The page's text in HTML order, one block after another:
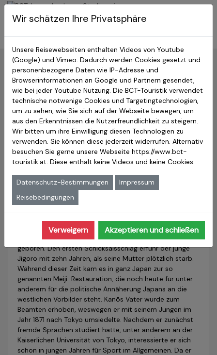
BCT-Touristik
Zurück: Hauptseite » Berühmte Japaner » Sportler
Jigoro Kano – Der Gründer des
Judo, dessen Vision und
Philosophie die weltweite
Verbreitung dieser Kampfkunst
maßgeblich beeinflussten
Kano war der Sohn eines wohlhabenden Bauern, der
unter anderem mit dem Vertrieb von traditionellen
japanischen Reis­schnaps den Unterhalt für seine Familie
Familie Kanō Jigorō in einer kleinen Ortschaft, rund zehn
Kilometer nordöstlich der japanischen Stadt Kobe
geboren. Den ersten Schicksalsschlag erfuhr der junge
Jigoro mit zehn Jahren, als seine Mutter plötzlich starb.
Während dieser Zeit kam es in ganz Japan zur so
genannten Meiji-Restauration, die noch heute für unter
anderem für die politische Annäherung Japans an die
westlichen Vorbilder steht. Kanōs Vater wurde zum
Beamten erhoben, weswegen er mit seinem Jungen im
Jahr 1871 nach Tokyo umsiedelte. Nachdem er zu­nächst
fremde Sprachen studiert hatte, unter anderem an der
Kaiserlichen Universität von Tokyo, interessierte er sich
schon in jungen Jahren für Sport im Allgemeinen. Da er
Wir schätzen Ihre Privatsphäre
Unsere Reisewebseiten enthalten Videos von Youtube
(Google) und Vimeo. Dadurch werden Cookies gesetzt und
personenbezogene Daten wie IP-Adresse und
Browserinformationen an Google und Partnern gesendet,
wie bei jeder Youtube Nutzung. Die BCT-Touristik verwendet
technische notwenige Cookies und Targetingtechnologien,
um zu sehen, wie Sie sich auf der Webseite bewegen, um
aus den Erkenntnissen die Nutzerfreundlichkeit zu steigern.
Wir bitten um ihre Einwilligung diesen Technologien zu
verwenden. Sie können diese jederzeit widerrufen. Alternativ
besuchen Sie gerne unsere Webseite https://www.bct-
touristik.at. Diese enthält keine Videos und keine Cookies.
Datenschutz-Bestimmungen
Impressum
Reisebedingungen
Verweigern Akzeptieren und schließen